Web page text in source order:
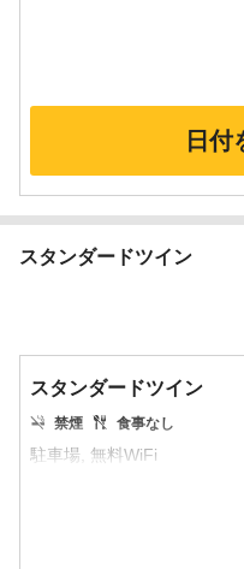
日付
スタンダードツイン
スタンダードツイン
禁煙 食事なし